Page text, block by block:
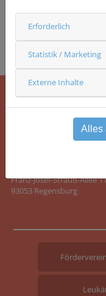
Comprehensive Cancer
Franz-Josef-Strauß-Allee
93053 Regensburg
Erforderlich
Statistik / Marketing
Externe Inhalte
Alles